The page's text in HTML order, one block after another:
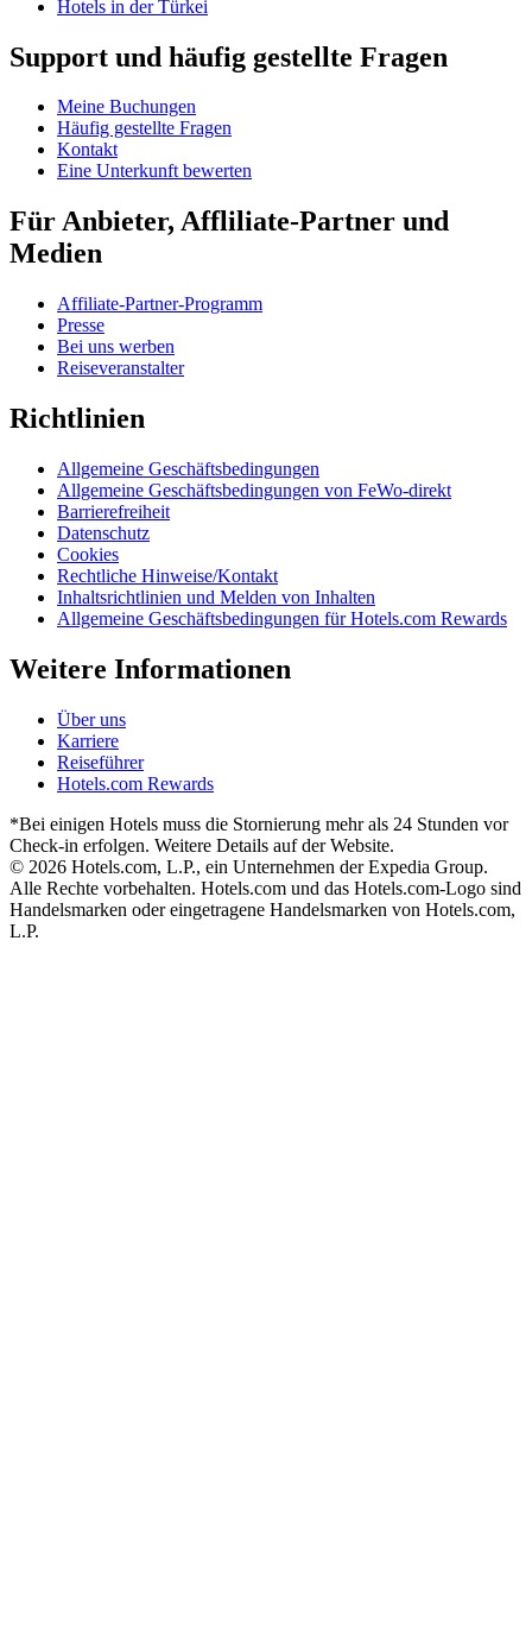
Hotels in der Türkei
Support und häufig gestellte Fragen
Meine Buchungen
Häufig gestellte Fragen
Kontakt
Eine Unterkunft bewerten
Für Anbieter, Affliliate-Partner und
Medien
Affiliate-Partner-Programm
Presse
Bei uns werben
Reiseveranstalter
Richtlinien
Allgemeine Geschäftsbedingungen
Allgemeine Geschäftsbedingungen von FeWo-direkt
Barrierefreiheit
Datenschutz
Cookies
Rechtliche Hinweise/Kontakt
Inhaltsrichtlinien und Melden von Inhalten
Allgemeine Geschäftsbedingungen für Hotels.com Rewards
Weitere Informationen
Über uns
Karriere
Reiseführer
Hotels.com Rewards
*Bei einigen Hotels muss die Stornierung mehr als 24 Stunden vor
Check-in erfolgen. Weitere Details auf der Website.
© 2026 Hotels.com, L.P., ein Unternehmen der Expedia Group.
Alle Rechte vorbehalten. Hotels.com und das Hotels.com-Logo sind
Handelsmarken oder eingetragene Handelsmarken von Hotels.com,
L.P.